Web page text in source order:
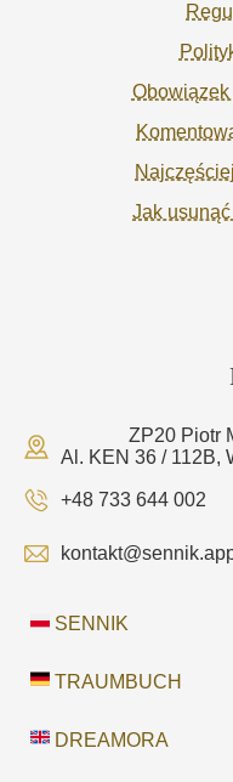
Jak
ZP20 Piotr
Al. KEN 36 / 112B,
+48 733 644 002
SENNIK
TRAUMBUCH
DREAMORA